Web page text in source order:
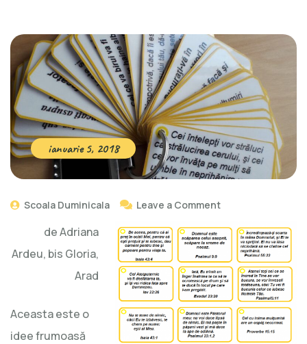
ianuarie 5, 2018
Scoala Duminicala Leave a Comment
de Adriana
Ardeu, bis Gloria,
Arad
Aceasta este o
idee frumoasă